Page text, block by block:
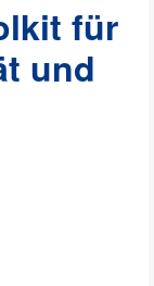
für
und